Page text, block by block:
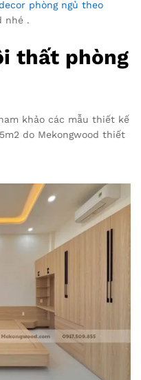
phòng ngủ theo
nhé .
thất phòng
khảo các mẫu thiết kế
do Mekongwood thiết